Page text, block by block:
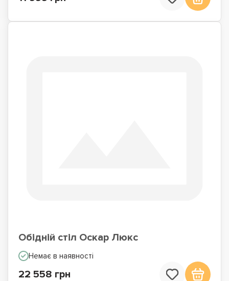
Обідній стіл Оскар Люкс
Немає в наявності
22 558 грн